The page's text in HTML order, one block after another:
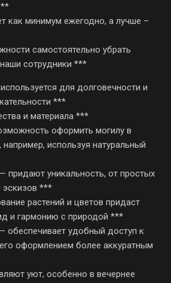
как минимум ежегодно, а лучше –
самостоятельно убрать
сотрудники ***
для долговечности и
***
и материала ***
оформить могилу в
используя натуральный
придают уникальность, от простых
***
растений и цветов придаст
и гармонию с природой ***
обеспечивает удобный доступ к
оформлением более аккуратным
уют, особенно в вечернее